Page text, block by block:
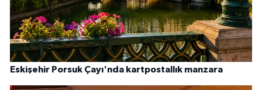
Eskişehir Porsuk Çayı'nda kartpostallık manzara